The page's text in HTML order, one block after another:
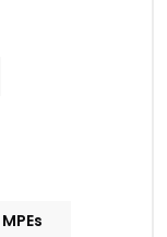
MPEs